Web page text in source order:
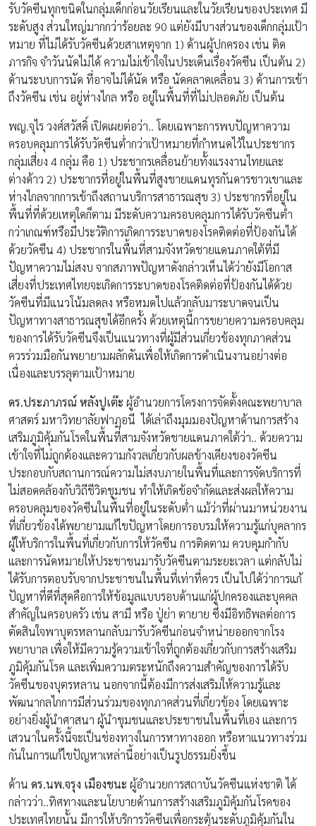
รับวัคซีนทุกชนิดในกลุ่มเด็กก่อนวัยเรียนและในวัยเรียนของประเทศ มี
ระดับสูง ส่วนใหญ่มากกว่าร้อยละ 90 แต่ยังมีบางส่วนของเด็กกลุ่มเป้า
หมาย ที่ไม่ได้รับวัคซีนด้วยสาเหตุจาก 1) ด้านผู้ปกครอง เช่น ติด
ภารกิจ จำวันนัดไม่ได้ ความไม่เข้าใจในประเด็นเรื่องวัคซีน เป็นต้น 2)
ด้านระบบการนัด ที่อาจไม่ได้นัด หรือ นัดคลาดเคลื่อน 3) ด้านการเข้า
ถึงวัคซีน เช่น อยู่ห่างไกล หรือ อยู่ในพื้นที่ที่ไม่ปลอดภัย เป็นต้น
พญ.จุไร วงศ์สวัสดิ์ เปิดเผยต่อว่า.. โดยเฉพาะการพบปัญหาความ
ครอบคลุมการได้รับวัคซีนต่ำกว่าเป้าหมายที่กำหนดไว้ในประชากร
กลุ่มเสี่ยง 4 กลุ่ม คือ 1) ประชากรเคลื่อนย้ายทั้งแรงงานไทยและ
ต่างด้าว 2) ประชากรที่อยู่ในพื้นที่สูงชายแดนทุรกันดารชาวเขาและ
ห่างไกลจากการเข้าถึงสถานบริการสาธารณสุข 3) ประชากรที่อยู่ใน
พื้นที่ที่ด้วยเหตุใดก็ตาม มีระดับความครอบคลุมการได้รับวัคซีนต่ำ
กว่าเกณฑ์หรือมีประวัติการเกิดการระบาดของโรคติดต่อที่ป้องกันได้
ด้วยวัคซีน 4) ประชากรในพื้นที่สามจังหวัดชายแดนภาคใต้ที่มี
ปัญหาความไม่สงบ จากสภาพปัญหาดังกล่าวเห็นได้ว่ายังมีโอกาส
เสี่ยงที่ประเทศไทยจะเกิดการระบาดของโรคติดต่อที่ป้องกันได้ด้วย
วัคซีนที่มีแนวโน้มลดลง หรือหมดไปแล้วกลับมาระบาดจนเป็น
ปัญหาทางสาธารณสุขได้อีกครั้ง ด้วยเหตุนี้การขยายความครอบคลุม
ของการได้รับวัคซีนจึงเป็นแนวทางที่ผู้มีส่วนเกี่ยวข้องทุกภาคส่วน
ควรร่วมมือกันพยายามผลักดันเพื่อให้เกิดการดำเนินงานอย่างต่อ
เนื่องและบรรลุตามเป้าหมาย
ดร.ประภาภรณ์ หลังปูเต๊ะ ผู้อำนวยการโครงการจัดตั้งคณะพยาบาล
ศาสตร์ มหาวิทยาลัยฟาฏอนี ได้เล่าถึงมุมมองปัญหาด้านการสร้าง
เสริมภูมิคุ้มกันโรคในพื้นที่สามจังหวัดชายแดนภาคใต้ว่า.. ด้วยความ
เข้าใจที่ไม่ถูกต้องและความกังวลเกี่ยวกับผลข้างเคียงของวัคซีน
ประกอบกับสถานการณ์ความไม่สงบภายในพื้นที่และการจัดบริการที่
ไม่สอดคล้องกับวิถีชีวิตชุมชน ทำให้เกิดข้อจำกัดและส่งผลให้ความ
ครอบคลุมของวัคซีนในพื้นที่อยู่ในระดับต่ำ แม้ว่าที่ผ่านมาหน่วยงาน
ที่เกี่ยวข้องได้พยายามแก้ไขปัญหาโดยการอบรมให้ความรู้แก่บุคลากร
ผู้ให้บริการในพื้นที่เกี่ยวกับการให้วัคซีน การติดตาม ควบคุมกำกับ
และการนัดหมายให้ประชาชนมารับวัคซีนตามระยะเวลา แต่กลับไม่
ได้รับการตอบรับจากประชาชนในพื้นที่เท่าที่ควร เป็นไปได้ว่าการแก้
ปัญหาที่ดีที่สุดคือการให้ข้อมูลแบบรอบด้านแก่ผู้ปกครองและบุคคล
สำคัญในครอบครัว เช่น สามี หรือ ปู่ย่า ตายาย ซึ่งมีอิทธิพลต่อการ
ตัดสินใจพาบุตรหลานกลับมารับวัคซีนก่อนจำหน่ายออกจากโรง
พยาบาล เพื่อให้มีความรู้ความเข้าใจที่ถูกต้องเกี่ยวกับการสร้างเสริม
ภูมิคุ้มกันโรค และเพิ่มความตระหนักถึงความสำคัญของการได้รับ
วัคซีนของบุตรหลาน นอกจากนี้ต้องมีการส่งเสริมให้ความรู้และ
พัฒนากลไกการมีส่วนร่วมของทุกภาคส่วนที่เกี่ยวข้อง โดยเฉพาะ
อย่างยิ่งผู้นำศาสนา ผู้นำชุมชนและประชาชนในพื้นที่เอง และการ
เสวนาในครั้งนี้จะเป็นช่องทางในการหาทางออก หรือหาแนวทางร่วม
กันในการแก้ไขปัญหาเหล่านี้อย่างเป็นรูปธรรมยิ่งขึ้น
ด้าน ดร.นพ.จรุง เมืองชนะ ผู้อำนวยการสถาบันวัคซีนแห่งชาติ ได้
กล่าวว่า..ทิศทางและนโยบายด้านการสร้างเสริมภูมิคุ้มกันโรคของ
ประเทศไทยนั้น มีการให้บริการวัคซีนเพื่อกระตุ้นระดับภูมิคุ้มกันใน